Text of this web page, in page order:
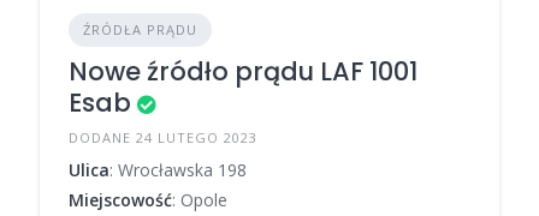
ŹRÓDŁA PRĄDU
Nowe źródło prądu LAF 1001
Esab
DODANE 24 LUTEGO 2023
Ulica: Wrocławska 198
Miejscowość: Opole